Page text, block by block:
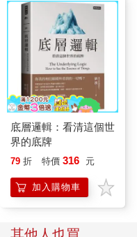
底層邏輯：看清這個世
界的底牌
79 折 特價 316 元
加入購物車